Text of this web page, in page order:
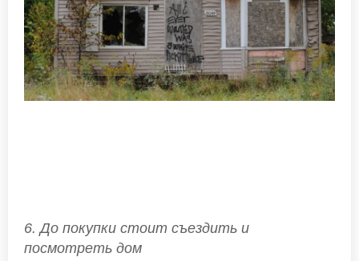
6. До покупки стоит съездить и
посмотреть дом